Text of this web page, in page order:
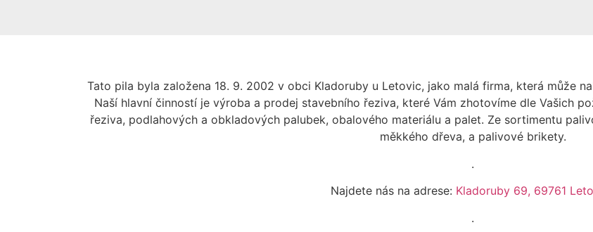
Tato pila byla založena 18. 9. 2002 v obci Kladoruby u Letovic, jako malá firma, která může
Naší hlavní činností je výroba a prodej stavebního řeziva, které Vám zhotovíme dle Vašich
řeziva, podlahových a obkladových palubek, obalového materiálu a palet. Ze sortimentu
měkkého dřeva, a palivové brikety.
.
Najdete nás na adrese: Kladoruby 69, 69761
.